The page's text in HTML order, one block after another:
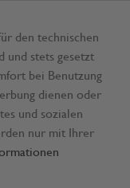
den technischen
stets gesetzt
bei Benutzung
dienen oder
und sozialen
nur mit Ihrer